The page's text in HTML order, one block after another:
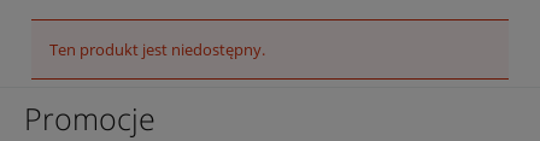
Ten produkt jest niedostępny.
Promocje